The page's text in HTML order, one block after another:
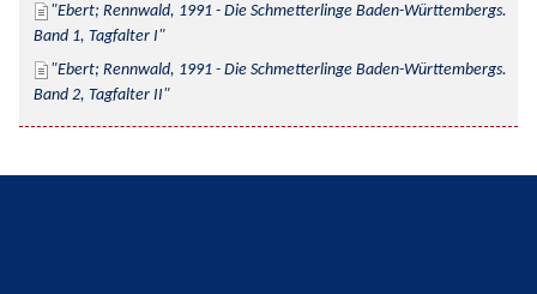
Ebert; Rennwald, 1991 - Die Schmetterlinge Baden-Württembergs.
Band 1, Tagfalter I
Ebert; Rennwald, 1991 - Die Schmetterlinge Baden-Württembergs.
Band 2, Tagfalter II